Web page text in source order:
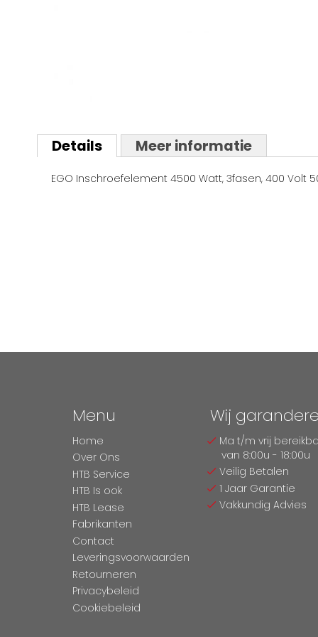
het
begin
van
Details
EGO Inschroefelement 4500 Watt, 3fasen, 400 Volt
Meer informatie
Menu
Home
Over Ons
HTB Service
HTB Is ook
HTB Lease
Fabrikanten
Contact
Leveringsvoorwaarden
Retourneren
Privacybeleid
Cookiebeleid
Wij
Ma t/m vrij
van 8:00u - 18:00u
Veilig Betalen
1 Jaar Garantie
Vakkundig Advies